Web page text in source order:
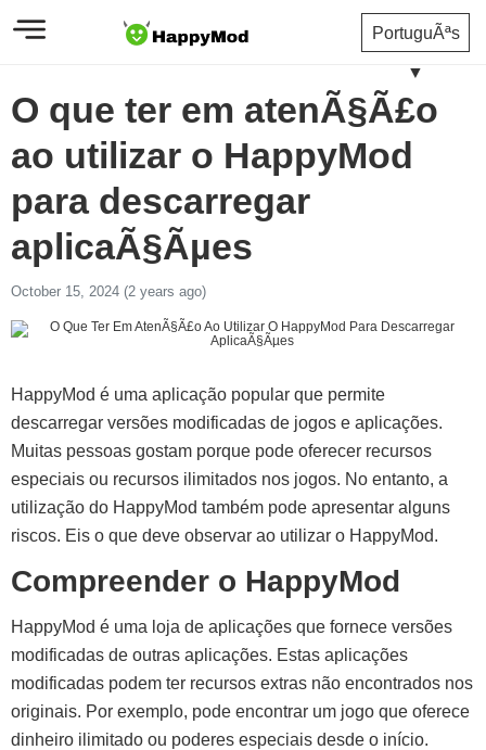
PortuguÃªs
▼
O que ter em atenÃ§Ã£o
ao utilizar o HappyMod
para descarregar
aplicaÃ§Ãµes
October 15, 2024 (2 years ago)
HappyMod é uma aplicação popular que permite
descarregar versões modificadas de jogos e aplicações.
Muitas pessoas gostam porque pode oferecer recursos
especiais ou recursos ilimitados nos jogos. No entanto, a
utilização do HappyMod também pode apresentar alguns
riscos. Eis o que deve observar ao utilizar o HappyMod.
Compreender o HappyMod
HappyMod é uma loja de aplicações que fornece versões
modificadas de outras aplicações. Estas aplicações
modificadas podem ter recursos extras não encontrados nos
originais. Por exemplo, pode encontrar um jogo que oferece
dinheiro ilimitado ou poderes especiais desde o início.